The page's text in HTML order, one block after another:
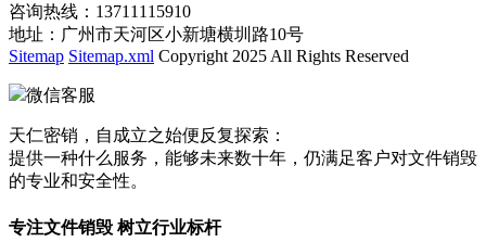
咨询热线：13711115910
地址：广州市天河区小新塘横圳路10号
Sitemap Sitemap.xml Copyright 2025 All Rights Reserved
微信客服
天仁密销，自成立之始便反复探索：
提供一种什么服务，能够未来数十年，仍满足客户对文件销毁
的专业和安全性。
专注文件销毁 树立行业标杆